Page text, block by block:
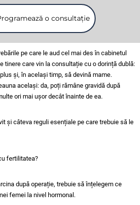
o consultație
pe care le aud cel mai des în cabinetul
tinere care vin la consultație cu o dorință dublă:
și, în același timp, să devină mame.
același: da, poți rămâne gravidă după
ori mai ușor decât înainte de ea.
și câteva reguli esențiale pe care trebuie să le
fertilitatea?
după operație, trebuie să înțelegem ce
femei la nivel hormonal.